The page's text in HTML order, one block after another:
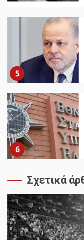
5
6
Σχετικά